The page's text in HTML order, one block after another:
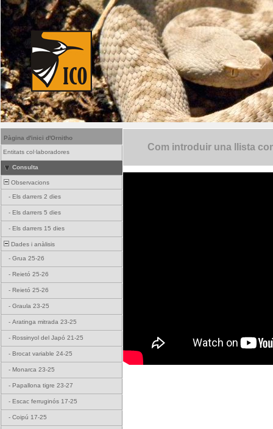
Pàgina d'inici d'Ornitho
Entitats col·laboradores
Consulta
Observacions
- Els darrers 2 dies
- Els darrers 5 dies
- Els darrers 15 dies
Dades i anàlisis
- Grua 25-26
- Reietó 25-26
- Reietó 25-26
- Graula 23-25
- Aratinga mitrada 23-25
- Rossinyol del Japó 21-25
- Brocat variable 24-25
- Monarca 23-25
- Papallona tigre 23-27
- Escac ferruginós 17-25
- Coipú 17-25
Com introduir una llista